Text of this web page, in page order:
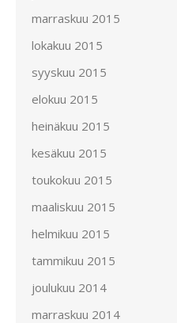
marraskuu 2015
lokakuu 2015
syyskuu 2015
elokuu 2015
heinäkuu 2015
kesäkuu 2015
toukokuu 2015
maaliskuu 2015
helmikuu 2015
tammikuu 2015
joulukuu 2014
marraskuu 2014